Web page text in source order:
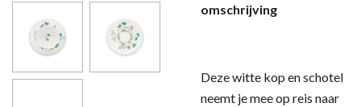
omschrijving
Deze witte kop en schotel
neemt je mee op reis naar